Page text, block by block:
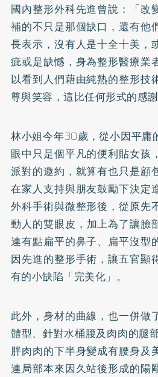
國內整形外科先進曾說：「改
補的不只是那個缺口，還有他
長表示，沒有人是十全十美，
疵或是缺憾，身為整形醫療業
以看到人們藉由純熟的整形技
尊與笑容，這比任何形式的感
林小姐今年30歲，從小因平庸
眼中只是個平凡的便利貼女孩
派對的邀約，就算有也只是顧
在家人支持與朋友鼓勵下決定
外科手術與微整形後，從原先
動人的雙眼皮 ，加上為了讓臉
連有點扁平的鼻子、扁平沒型
因先進的整形手術，讓五官顯
有的小缺陷「完美化」。
此外，身材的曲線，也一併做
體型、針對水桶腰及肉肉的腿
胖肉肉的下半身變成有腰身及
連局部本來因久站後形成的陽